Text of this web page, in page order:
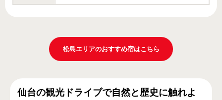
松島エリアのおすすめ宿はこちら
仙台の観光ドライブで自然と歴史に触れよ